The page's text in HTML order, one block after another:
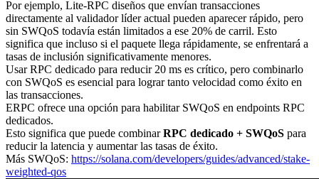
Por ejemplo, Lite-RPC diseños que envían transacciones
directamente al validador líder actual pueden aparecer rápido, pero
sin SWQoS todavía están limitados a ese 20% de carril. Esto
significa que incluso si el paquete llega rápidamente, se enfrentará a
tasas de inclusión significativamente menores.
Usar RPC dedicado para reducir 20 ms es crítico, pero combinarlo
con SWQoS es esencial para lograr tanto velocidad como éxito en
las transacciones.
ERPC ofrece una opción para habilitar SWQoS en endpoints RPC
dedicados.
Esto significa que puede combinarRPC dedicado + SWQoS para
reducir la latencia y aumentar las tasas de éxito.
Más SWQoS: https://solana.com/developers/guides/advanced/stake-
weighted-qos